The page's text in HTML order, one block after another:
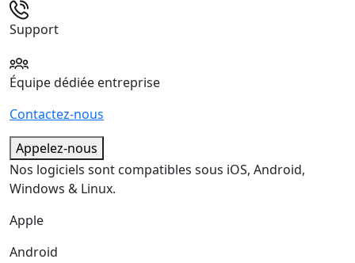
Support
Équipe dédiée entreprise
Contactez-nous
Appelez-nous
Nos logiciels sont compatibles sous iOS, Android,
Windows & Linux.
Apple
Android